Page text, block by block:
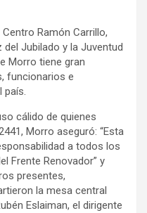
Ramón Carrillo,
Jubilado y la Juventud
Morro tiene gran
funcionarios e
país.
cálido de quienes
Morro aseguró: “Esta
a todos los
Frente Renovador” y
presentes,
la mesa central
Eslaiman, el dirigente